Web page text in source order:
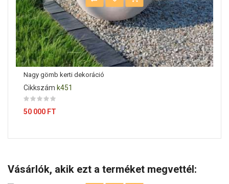
Nagy gömb kerti dekoráció
Cikkszám k451
Ár
50 000 FT
Vásárlók, akik ezt a terméket megvettél: